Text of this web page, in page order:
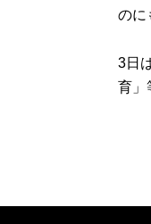
のに
3日
育」